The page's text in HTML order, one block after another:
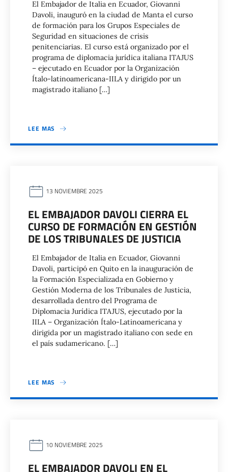
El Embajador de Italia en Ecuador, Giovanni
Davoli, inauguró en la ciudad de Manta el curso
de formación para los Grupos Especiales de
Seguridad en situaciones de crisis
penitenciarias. El curso está organizado por el
programa de diplomacia jurídica italiana ITAJUS
– ejecutado en Ecuador por la Organización
Ítalo-latinoamericana-IILA y dirigido por un
magistrado italiano […]
LEE MAS
13 NOVIEMBRE 2025
EL EMBAJADOR DAVOLI CIERRA EL
CURSO DE FORMACIÓN EN GESTIÓN
DE LOS TRIBUNALES DE JUSTICIA
El Embajador de Italia en Ecuador, Giovanni
Davoli, participó en Quito en la inauguración de
la Formación Especializada en Gobierno y
Gestión Moderna de los Tribunales de Justicia,
desarrollada dentro del Programa de
Diplomacia Jurídica ITAJUS, ejecutado por la
IILA – Organización Ítalo-Latinoamericana y
dirigida por un magistrado italiano con sede en
el país sudamericano. […]
LEE MAS
10 NOVIEMBRE 2025
EL EMBAJADOR DAVOLI EN EL